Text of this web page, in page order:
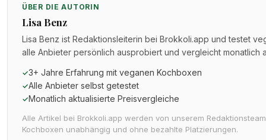
ÜBER DIE AUTORIN
Lisa Benz
Lisa Benz ist Redaktionsleiterin bei Brokkoli.app und testet
alle Anbieter persönlich ausprobiert und vergleicht monatlich
✓3+ Jahre Erfahrung mit veganen Kochboxen
✓Alle Anbieter selbst getestet
✓Monatlich aktualisierte Preisvergleiche
Alle Artikel bei Brokkoli.app werden von unserem
Kochboxen unabhängig und ohne bezahlte Platzierungen.